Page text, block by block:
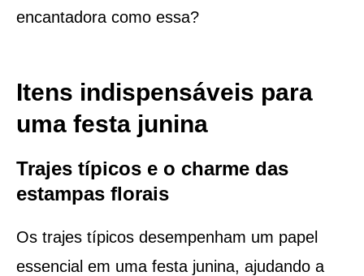
encantadora como essa?
Itens indispensáveis para
uma festa junina
Trajes típicos e o charme das
estampas florais
Os trajes típicos desempenham um papel
essencial em uma festa junina, ajudando a